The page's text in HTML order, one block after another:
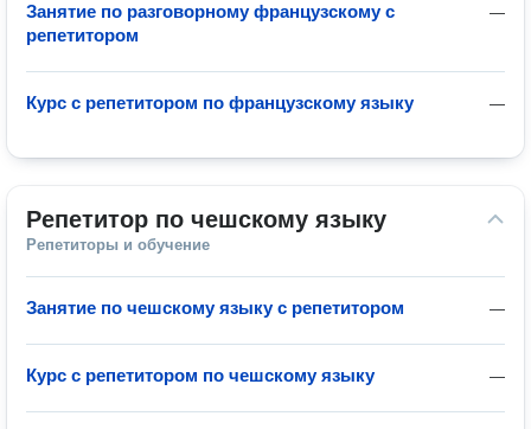
—
Занятие по разговорному французскому с
репетитором
—
Курс с репетитором по французскому языку
Репетитор по чешскому языку
Репетиторы и обучение
—
Занятие по чешскому языку с репетитором
—
Курс с репетитором по чешскому языку